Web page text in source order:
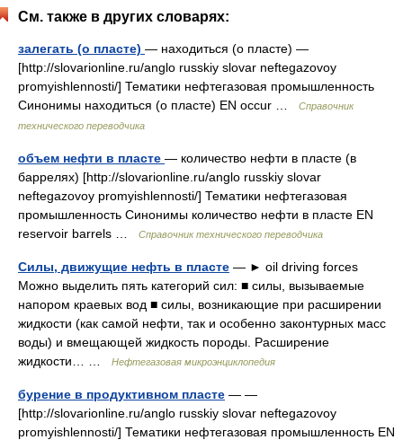
См. также в других словарях:
залегать (о пласте) — находиться (о пласте) —
[http://slovarionline.ru/anglo russkiy slovar neftegazovoy
promyishlennosti/] Тематики нефтегазовая промышленность
Синонимы находиться (о пласте) EN occur …
Справочник
технического переводчика
объем нефти в пласте — количество нефти в пласте (в
баррелях) [http://slovarionline.ru/anglo russkiy slovar
neftegazovoy promyishlennosti/] Тематики нефтегазовая
промышленность Синонимы количество нефти в пласте EN
reservoir barrels …
Справочник технического переводчика
Силы, движущие нефть в пласте — ► oil driving forces
Можно выделить пять категорий сил: ■ силы, вызываемые
напором краевых вод ■ силы, возникающие при расширении
жидкости (как самой нефти, так и особенно законтурных масс
воды) и вмещающей жидкость породы. Расширение
жидкости… …
Нефтегазовая микроэнциклопедия
бурение в продуктивном пласте — —
[http://slovarionline.ru/anglo russkiy slovar neftegazovoy
promyishlennosti/] Тематики нефтегазовая промышленность EN